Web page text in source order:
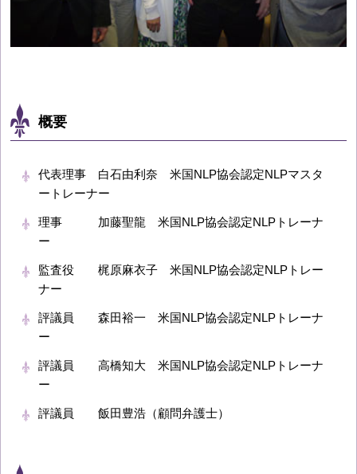
概要
代表理事 白石由利奈 米国NLP協会認定NLPマスタ
ートレーナー
理事 加藤聖龍 米国NLP協会認定NLPトレーナ
ー
監査役 梶原麻衣子 米国NLP協会認定NLPトレー
ナー
評議員 森田裕一 米国NLP協会認定NLPトレーナ
ー
評議員 高橋知大 米国NLP協会認定NLPトレーナ
ー
評議員 飯田豊浩（顧問弁護士）